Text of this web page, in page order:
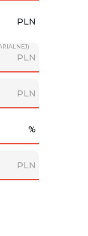
PLN
PLN
PLN
%
PLN